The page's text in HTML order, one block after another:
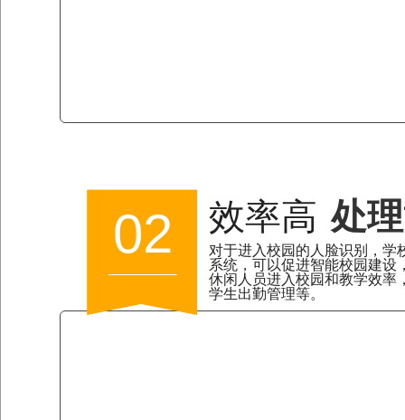
02 效率高 处
对于进入校园的人脸识别，学
系统，可以促进智能校园建设
休闲人员进入校园和教学效率
学生出勤管理等。